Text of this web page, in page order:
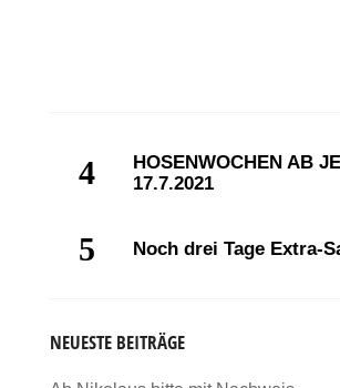
HOSENWOCHEN AB
17.7.2021
Noch drei Tage Extra-
NEUESTE BEITRÄGE